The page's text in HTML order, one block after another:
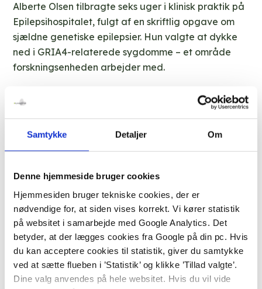
Samtykke Detaljer Om
Denne hjemmeside bruger cookies
Hjemmesiden bruger tekniske cookies, der er
nødvendige for, at siden vises korrekt. Vi kører statistik
på websitet i samarbejde med Google Analytics. Det
betyder, at der lægges cookies fra Google på din pc. Hvis
du kan acceptere cookies til statistik, giver du samtykke
ved at sætte flueben i ’Statistik’ og klikke ’Tillad valgte’.
Dine valg anvendes på hele websitet. Hvis du vil vide
Alberte Olsen tilbragte seks uger i klinisk praktik på
Epilepsihospitalet, fulgt af en skriftlig opgave om
sjældne genetiske epilepsier. Hun valgte at dykke
ned i GRIA4-relaterede sygdomme – et område
forskningsenheden arbejder med.
Alberte Olsens opgave kortlagde, hvilke
patienterne har, hvilke GRIA4-varianter de bærer,
og forsøgte at dybdekarakterisere sygdommen og
er præcis den slags systematisk, der på sigt kan
føre til bedre diagnostik og mere målrettet
behandling af disse sjældne og komplekse tilstande.
Stolt vejleder
“Alberte bragte nysgerrighed, engagement og
hårdt arbejde med til vores afdeling. Det har været
en fornøjelse. Vi håber at se hende igen i vores